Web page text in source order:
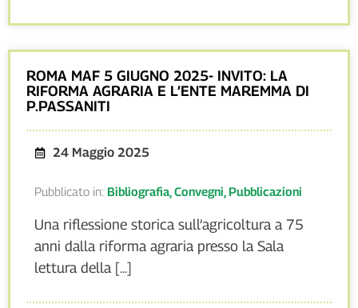
ROMA MAF 5 GIUGNO 2025- INVITO: LA
RIFORMA AGRARIA E L’ENTE MAREMMA DI
P.PASSANITI
24 Maggio 2025
Pubblicato in: Bibliografia, Convegni, Pubblicazioni
Una riflessione storica sull’agricoltura a 75
anni dalla riforma agraria presso la Sala
lettura della [...]